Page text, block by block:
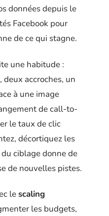
données depuis le
Facebook pour
de ce qui stagne.
une habitude :
accroches, un
à une image
de call-to-
le taux de clic
décortiquez les
ciblage donne de
de nouvelles pistes.
lescaling
les budgets,